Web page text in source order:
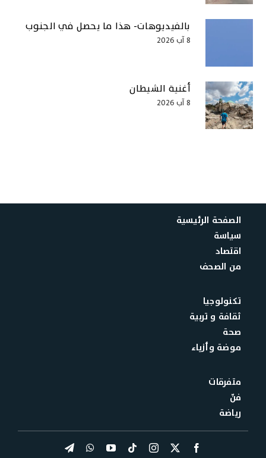
بالفيديوهات- هذا ما يحصل في الجنوب
8 آب 2026
أغنية الشيطان
8 آب 2026
الصفحة الرئيسية
سياسة
اقتصاد
من الصحف
تكنولوجيا
ثقافة و تربية
صحة
موضة وأزياء
متفرقات
فنّ
رياضة